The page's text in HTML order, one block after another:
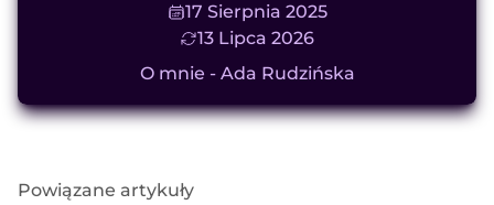
17 Sierpnia 2025
13 Lipca 2026
O mnie - Ada Rudzińska
Powiązane artykuły